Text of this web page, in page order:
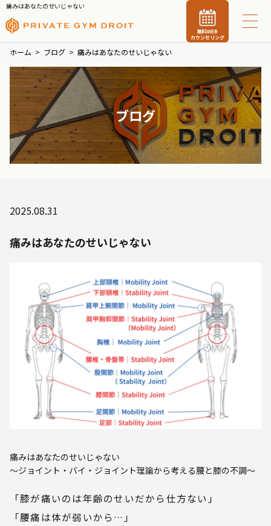
痛みはあなたのせいじゃない
無料WEB
カウンセリング
ホーム ブログ 痛みはあなたのせいじゃない
ブログ
2025.08.31
痛みはあなたのせいじゃない
痛みはあなたのせいじゃない
〜ジョイント・バイ・ジョイント理論から考える腰と膝の不調〜
「膝が痛いのは年齢のせいだから仕方ない」
「腰痛は体が弱いから…」